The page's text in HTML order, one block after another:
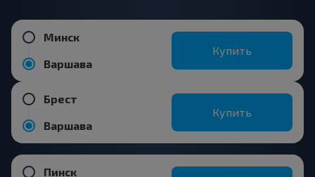
Минск
Варшава
Купить
Брест
Варшава
Купить
Пинск